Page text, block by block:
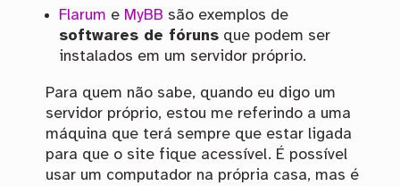
Flarum e MyBB são exemplos de
softwares de fórunsque podem ser
instalados em um servidor próprio.
Para quem não sabe, quando eu digo um
servidor próprio, estou me referindo a uma
máquina que terá sempre que estar ligada
para que o site fique acessível. É possível
usar um computador na própria casa, mas é